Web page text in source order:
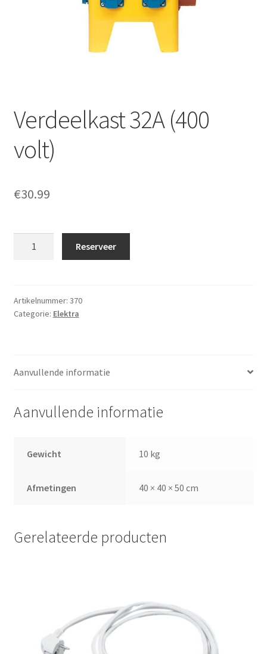
Verdeelkast 32A (400
volt)
€30.99
aantal
Reserveer
Artikelnummer: 370
Categorie: Elektra
Aanvullende informatie
Aanvullende informatie
Gewicht 10 kg
Afmetingen 40 × 40 × 50 cm
Gerelateerde producten